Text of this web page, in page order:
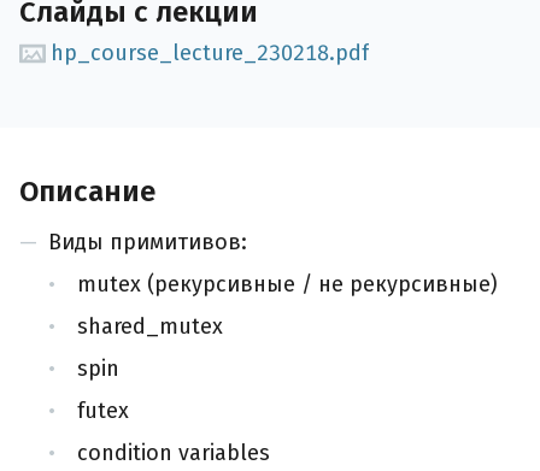
Слайды с лекции
hp_course_lecture_230218.pdf
Описание
Виды примитивов:
mutex (рекурсивные / не рекурсивные)
shared_mutex
spin
futex
condition variables